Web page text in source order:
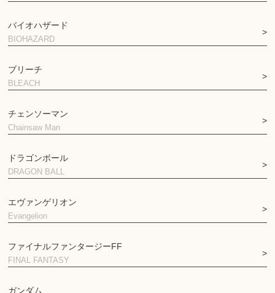
バイオハザード
BIOHAZARD
ブリーチ
BLEACH
チェンソーマン
Chainsaw Man
ドラゴンボール
DRAGON BALL
エヴァンゲリオン
Evangelion
ファイナルファンタージーFF
FINAL FANTASY
ガンダム